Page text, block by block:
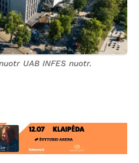
UAB INFES nuotr.